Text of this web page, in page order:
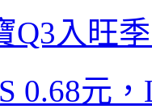
Q3入旺
0.68元，